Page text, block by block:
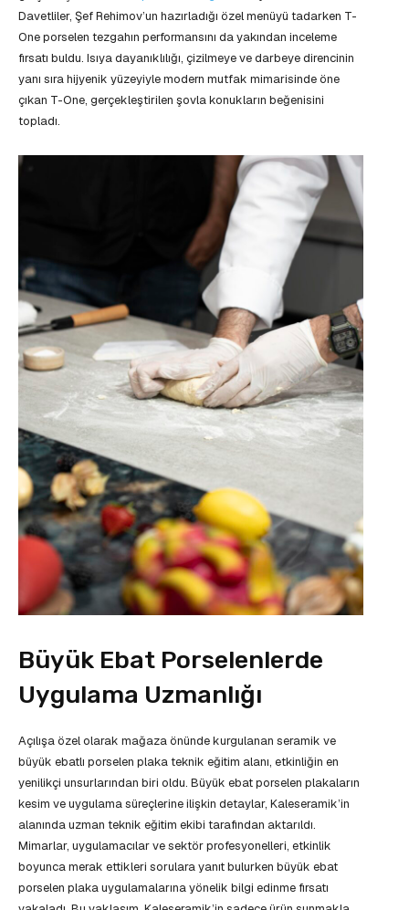
Davetliler, Şef Rehimov’un hazırladığı özel menüyü tadarken T-
One porselen tezgahın performansını da yakından inceleme
fırsatı buldu. Isıya dayanıklılığı, çizilmeye ve darbeye direncinin
yanı sıra hijyenik yüzeyiyle modern mutfak mimarisinde öne
çıkan T-One, gerçekleştirilen şovla konukların beğenisini
topladı.
Büyük Ebat Porselenlerde
Uygulama Uzmanlığı
Açılışa özel olarak mağaza önünde kurgulanan seramik ve
büyük ebatlı porselen plaka teknik eğitim alanı, etkinliğin en
yenilikçi unsurlarından biri oldu. Büyük ebat porselen plakaların
kesim ve uygulama süreçlerine ilişkin detaylar, Kaleseramik’in
alanında uzman teknik eğitim ekibi tarafından aktarıldı.
Mimarlar, uygulamacılar ve sektör profesyonelleri, etkinlik
boyunca merak ettikleri sorulara yanıt bulurken büyük ebat
porselen plaka uygulamalarına yönelik bilgi edinme fırsatı